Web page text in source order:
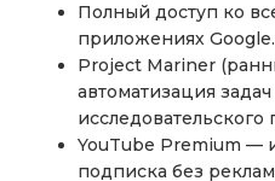
Полный доступ ко
приложениях Google.
Project Mariner
автоматизация
исследовательского
YouTube Premium —
подписка без